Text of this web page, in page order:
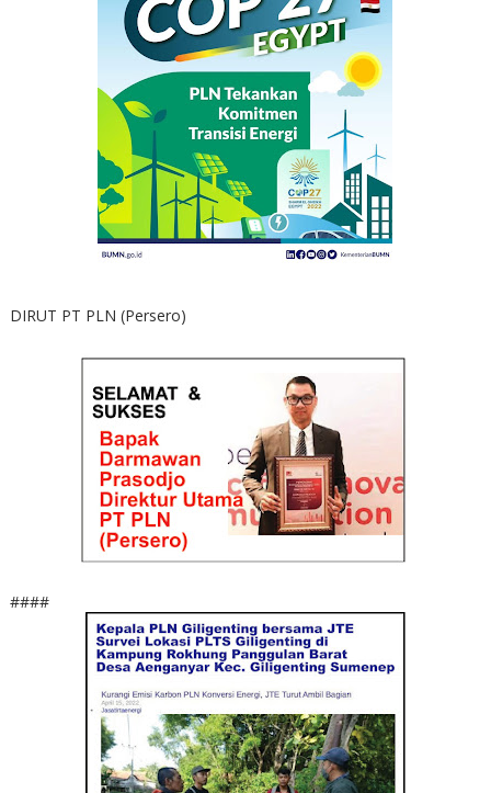
DIRUT PT PLN (Persero)
####